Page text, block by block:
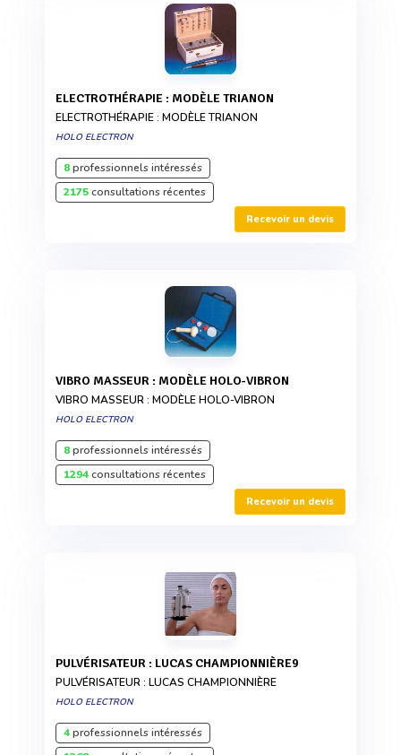
ELECTROTHÉRAPIE : MODÈLE TRIANON
ELECTROTHÉRAPIE : MODÈLE TRIANON
HOLO ELECTRON
8professionnels intéressés
2175consultations récentes
Recevoir un devis
VIBRO MASSEUR : MODÈLE HOLO-VIBRON
VIBRO MASSEUR : MODÈLE HOLO-VIBRON
HOLO ELECTRON
8professionnels intéressés
1294consultations récentes
Recevoir un devis
PULVÉRISATEUR : LUCAS CHAMPIONNIÈRE9
PULVÉRISATEUR : LUCAS CHAMPIONNIÈRE
HOLO ELECTRON
4professionnels intéressés